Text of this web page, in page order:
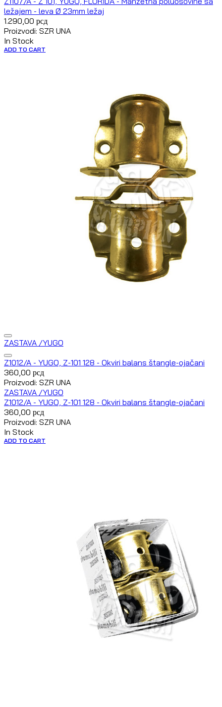
ležajem - leva Ø 23mm ležaj
1.290,00 рсд
Proizvodi: SZR UNA
In Stock
ADD TO CART
ZASTAVA /YUGO
Z1012/A - YUGO, Z-101 128 - Okviri balans štangle-ojačani
360,00 рсд
Proizvodi: SZR UNA
ZASTAVA /YUGO
Z1012/A - YUGO, Z-101 128 - Okviri balans štangle-ojačani
360,00 рсд
Proizvodi: SZR UNA
In Stock
ADD TO CART